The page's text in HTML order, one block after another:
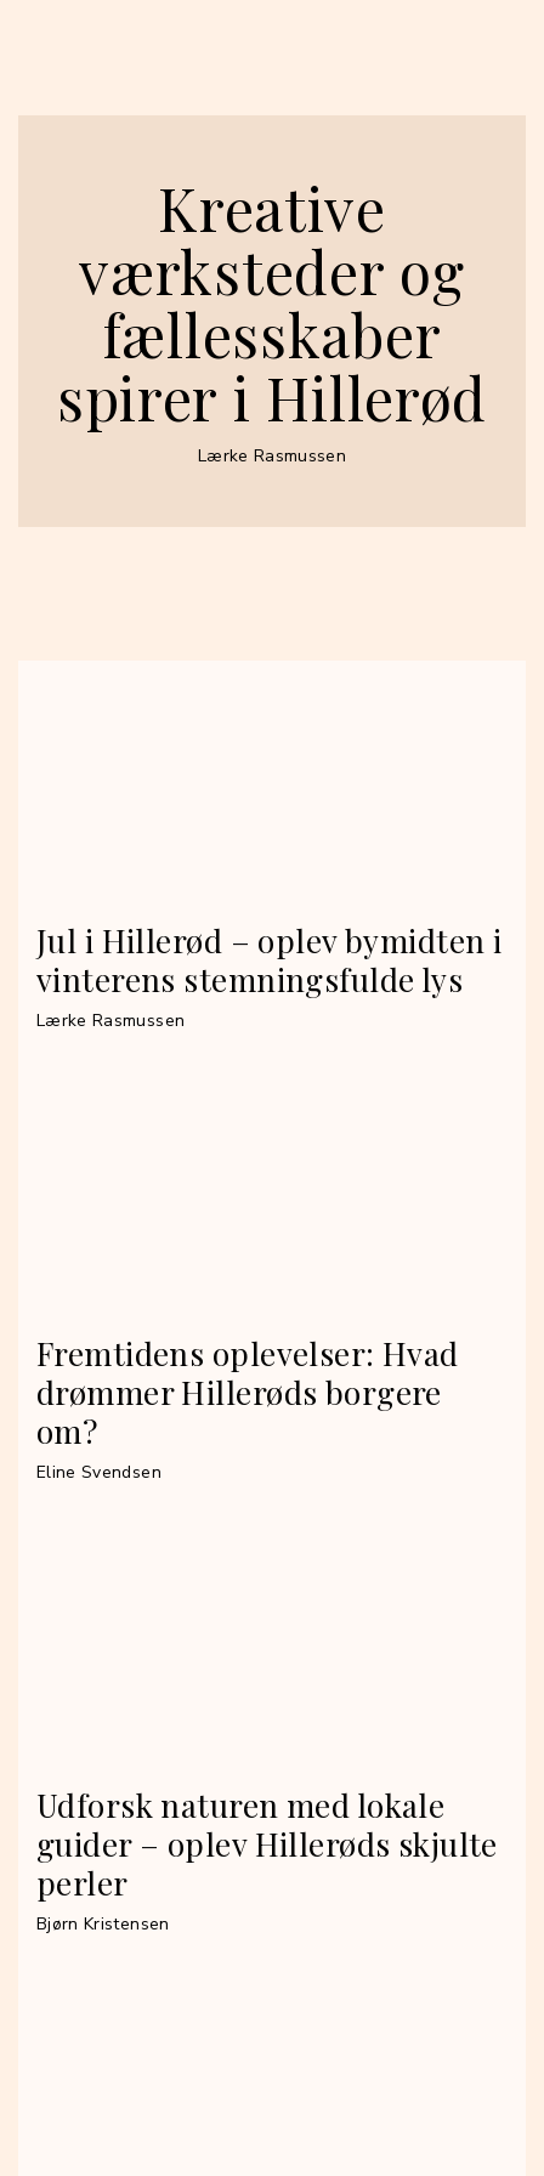
Kreative
værksteder og
fællesskaber
spirer i Hillerød
Lærke Rasmussen
Jul i Hillerød – oplev bymidten i
vinterens stemningsfulde lys
Lærke Rasmussen
Fremtidens oplevelser: Hvad
drømmer Hillerøds borgere
om?
Eline Svendsen
Udforsk naturen med lokale
guider – oplev Hillerøds skjulte
perler
Bjørn Kristensen